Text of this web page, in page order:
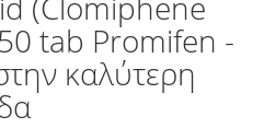
tab Promifen -
καλύτερη